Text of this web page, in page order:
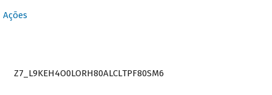
Ações
Z7_L9KEH4O0LORH80ALCLTPF80SM6